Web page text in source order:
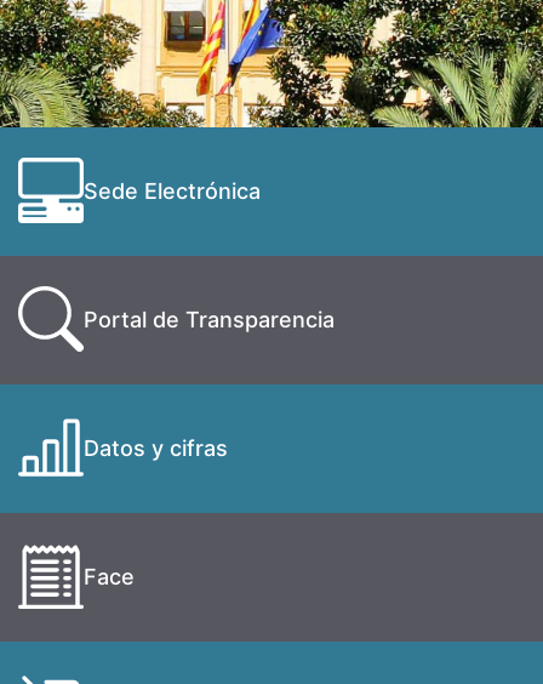
Sede Electrónica
Portal de Transparencia
Datos y cifras
Face